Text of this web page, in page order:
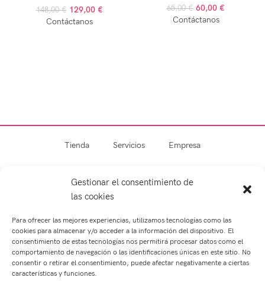
Gestionar el consentimiento de
las cookies
Para ofrecer las mejores experiencias, utilizamos tecnologías como las
cookies para almacenar y/o acceder a la información del dispositivo. El
consentimiento de estas tecnologías nos permitirá procesar datos como el
comportamiento de navegación o las identificaciones únicas en este sitio. No
consentir o retirar el consentimiento, puede afectar negativamente a ciertas
características y funciones.
148,00€ 129,00 €
Contáctanos
65,00€ 60,00 €
Contáctanos
Tienda Servicios Empresa